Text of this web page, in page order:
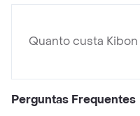
Quanto custa
Perguntas Frequentes